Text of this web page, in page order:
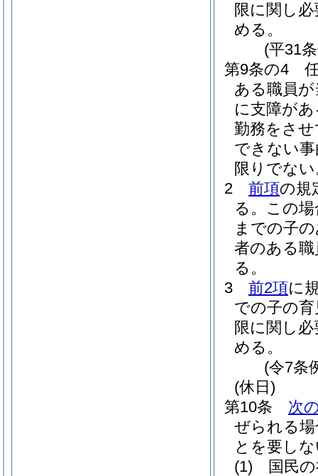
限に関し
める。
(平31
第9条の4
ある職員
に支障が
勤務をさ
できない
限りでな
2
前項の規
る。 この
までの子
者のある
る。
3
前2項に
での子の
限に関し
める。
(令7条
(休日)
第10条
次
ぜられる
とを要し
(1)
国民